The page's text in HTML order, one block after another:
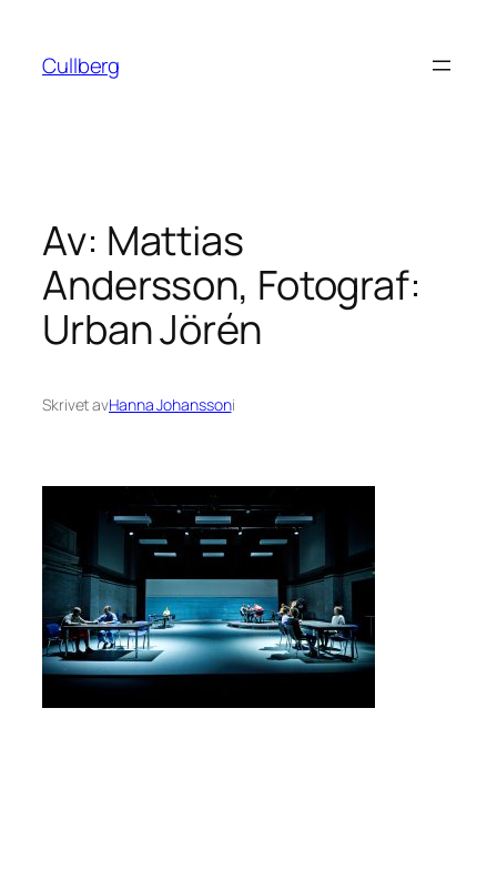
innehåll
Cullberg
Av: Mattias
Andersson, Fotograf:
Urban Jörén
Skrivet avHanna Johanssoni